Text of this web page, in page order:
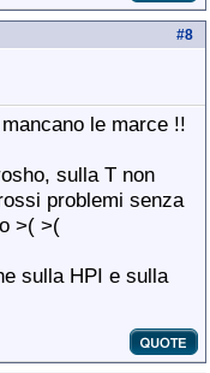
#8
le marce !!
sulla T non
problemi senza
>( >(
sulla HPI e sulla